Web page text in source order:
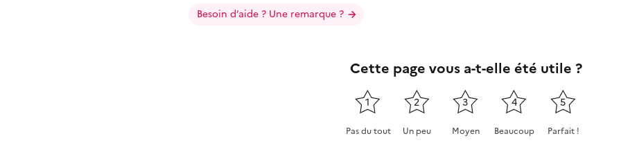
Besoin d’aide ? Une remarque ?
Cette page vous a-t-elle été utile ?
1
Pas du tout
2
Un peu
3
Moyen
4
Beaucoup
5
Parfait !